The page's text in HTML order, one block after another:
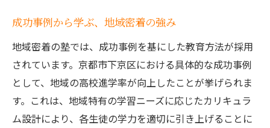
成功事例から学ぶ、地域密着の強み
地域密着の塾では、成功事例を基にした教育方法が採用
されています。京都市下京区における具体的な成功事例
として、地域の高校進学率が向上したことが挙げられま
す。これは、地域特有の学習ニーズに応じたカリキュラ
ム設計により、各生徒の学力を適切に引き上げることに